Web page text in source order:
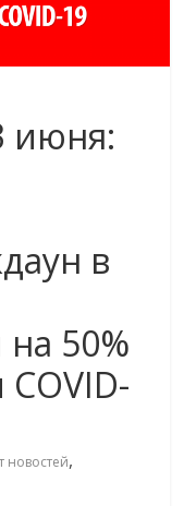
июня:
в
50%
новостей,